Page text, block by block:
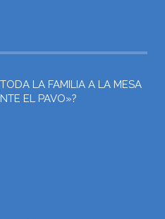
LA FAMILIA A LA MESA
EL PAVO»?